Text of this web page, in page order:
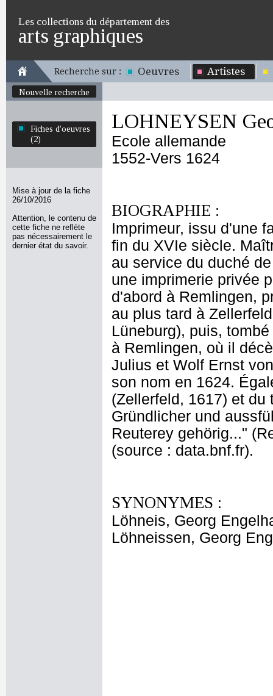
Les collections du département des
arts graphiques
Recherche sur : Oeuvres Artistes
Nouvelle recherche
Fiches d'oeuvres
(2)
Mise à jour de la fiche
26/10/2016
Attention, le contenu de
cette fiche ne reflète
pas nécessairement le
dernier état du savoir.
LOHNEYSEN
Ecole allemande
1552-Vers 1624
BIOGRAPHIE :
Imprimeur, issu d'une
fin du XVIe siècle.
au service du duché
une imprimerie privée
d'abord à Remlingen,
au plus tard à
Lüneburg), puis,
à Remlingen, où il
Julius et Wolf Ernst
son nom en 1624.
(Zellerfeld, 1617) et
Gründlicher und
Reuterey gehörig..."
(source : data.bnf.fr).
SYNONYMES :
Löhneis, Georg
Löhneissen, Georg